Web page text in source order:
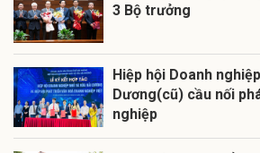
3 Bộ trưởng
Hiệp hội Doanh
Dương(cũ) cầu nối
nghiệp